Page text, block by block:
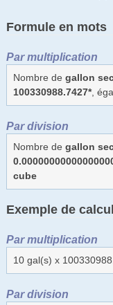
Formule en mots
Par multiplication
Nombre de gallon
100330988.7427*,
Par division
Nombre de gallon
cube
Exemple de calcul
Par multiplication
10 gal(s) x
Par division